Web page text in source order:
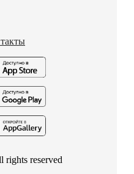
rights reserved